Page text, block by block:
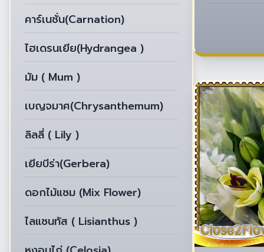
คาร์เนชั่น(Carnation)
ไฮเดรนเยีย(Hydrangea )
มัม ( Mum )
เบญจมาศ(Chrysanthemum)
ลิลลี่ ( Lily )
เยียบีร่า(Gerbera)
ดอกไม้แซม (Mix Flower)
ไลแซนทัส ( Lisianthus )